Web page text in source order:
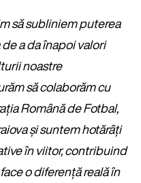
să subliniem puterea
a da înapoi valori
noastre
să colaborăm cu
Română de Fotbal,
și suntem hotărâți
în viitor, contribuind
o diferență reală în